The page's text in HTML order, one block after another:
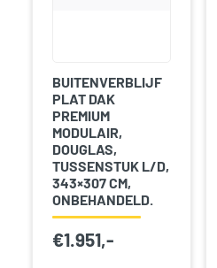
BUITENVERBLIJF
PLAT DAK
PREMIUM
MODULAIR,
DOUGLAS,
TUSSENSTUK L/D,
343×307 CM,
ONBEHANDELD.
€1.951,-